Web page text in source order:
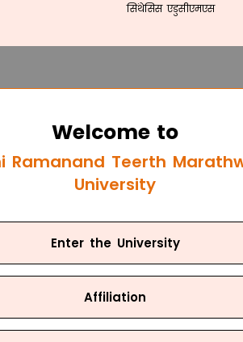
सिंथेसिस एडुसीएमएस
Welcome to
Ramanand Teerth
University
Enter the University
Affiliation